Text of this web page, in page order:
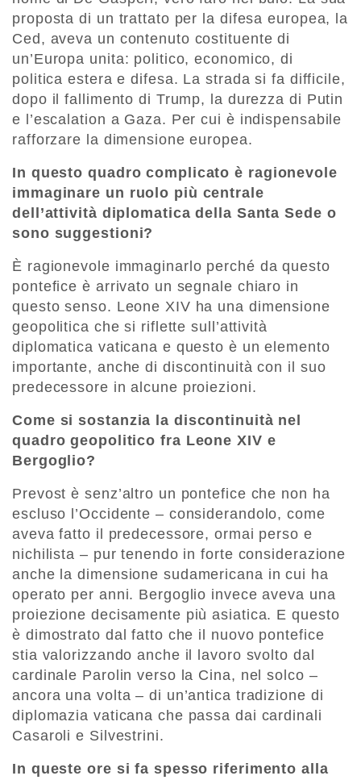
proposta di un trattato per la difesa europea, la
Ced, aveva un contenuto costituente di
un’Europa unita: politico, economico, di
politica estera e difesa. La strada si fa difficile,
dopo il fallimento di Trump, la durezza di Putin
e l’escalation a Gaza. Per cui è indispensabile
rafforzare la dimensione europea.
In questo quadro complicato è ragionevole
immaginare un ruolo più centrale
dell’attività diplomatica della Santa Sede o
sono suggestioni?
È ragionevole immaginarlo perché da questo
pontefice è arrivato un segnale chiaro in
questo senso. Leone XIV ha una dimensione
geopolitica che si riflette sull’attività
diplomatica vaticana e questo è un elemento
importante, anche di discontinuità con il suo
predecessore in alcune proiezioni.
Come si sostanzia la discontinuità nel
quadro geopolitico fra Leone XIV e
Bergoglio?
Prevost è senz’altro un pontefice che non ha
escluso l’Occidente – considerandolo, come
aveva fatto il predecessore, ormai perso e
nichilista – pur tenendo in forte considerazione
anche la dimensione sudamericana in cui ha
operato per anni. Bergoglio invece aveva una
proiezione decisamente più asiatica. E questo
è dimostrato dal fatto che il nuovo pontefice
stia valorizzando anche il lavoro svolto dal
cardinale Parolin verso la Cina, nel solco –
ancora una volta – di un’antica tradizione di
diplomazia vaticana che passa dai cardinali
Casaroli e Silvestrini.
In queste ore si fa spesso riferimento alla